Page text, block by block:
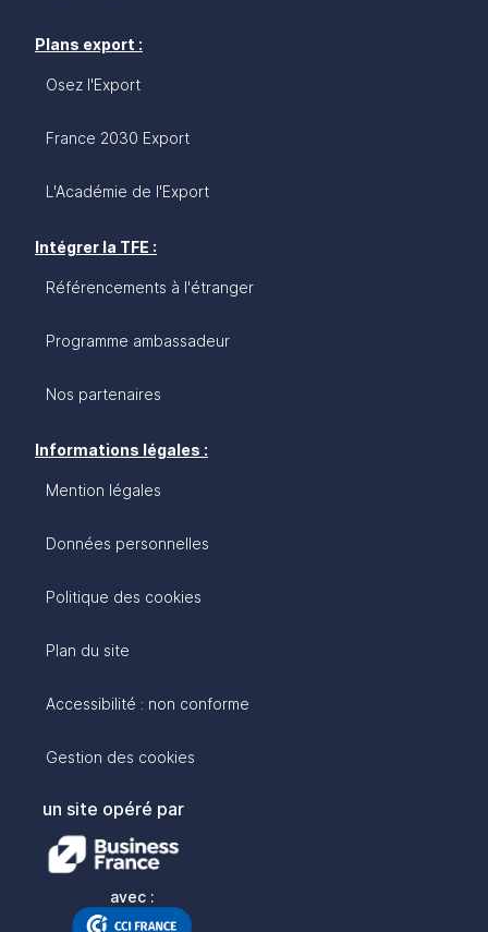
Plans export :
Osez l'Export
France 2030 Export
L'Académie de l'Export
Intégrer la TFE :
Référencements à l'étranger
Programme ambassadeur
Nos partenaires
Informations légales :
Mention légales
Données personnelles
Politique des cookies
Plan du site
Accessibilité : non conforme
Gestion des cookies
un site opéré par
avec :